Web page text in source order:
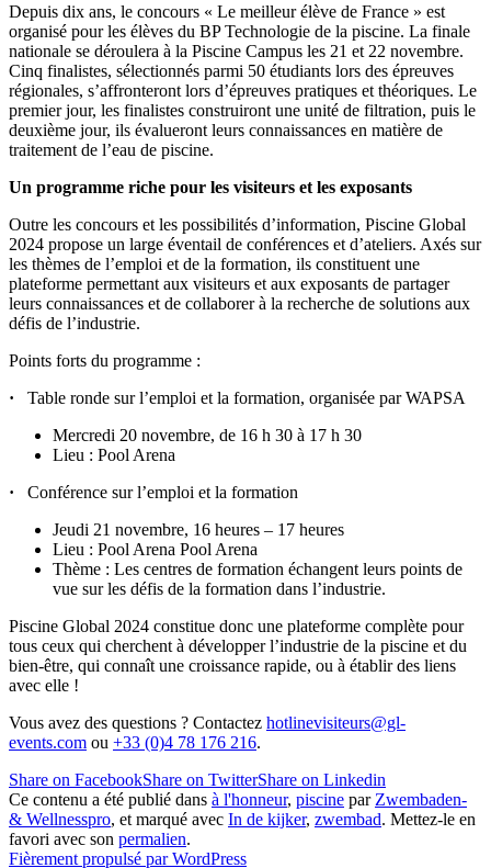
Depuis dix ans, le concours « Le meilleur élève de France » est
organisé pour les élèves du BP Technologie de la piscine. La finale
nationale se déroulera à la Piscine Campus les 21 et 22 novembre.
Cinq finalistes, sélectionnés parmi 50 étudiants lors des épreuves
régionales, s’affronteront lors d’épreuves pratiques et théoriques. Le
premier jour, les finalistes construiront une unité de filtration, puis le
deuxième jour, ils évalueront leurs connaissances en matière de
traitement de l’eau de piscine.
Un programme riche pour les visiteurs et les exposants
Outre les concours et les possibilités d’information, Piscine Global
2024 propose un large éventail de conférences et d’ateliers. Axés sur
les thèmes de l’emploi et de la formation, ils constituent une
plateforme permettant aux visiteurs et aux exposants de partager
leurs connaissances et de collaborer à la recherche de solutions aux
défis de l’industrie.
Points forts du programme :
·
Table ronde sur l’emploi et la formation, organisée par WAPSA
Mercredi 20 novembre, de 16 h 30 à 17 h 30
Lieu : Pool Arena
·
Conférence sur l’emploi et la formation
Jeudi 21 novembre, 16 heures – 17 heures
Lieu : Pool Arena Pool Arena
Thème : Les centres de formation échangent leurs points de
vue sur les défis de la formation dans l’industrie.
Piscine Global 2024 constitue donc une plateforme complète pour
tous ceux qui cherchent à développer l’industrie de la piscine et du
bien-être, qui connaît une croissance rapide, ou à établir des liens
avec elle !
Vous avez des questions ? Contactez hotlinevisiteurs@gl-
events.com ou +33 (0)4 78 176 216.
Share on FacebookShare on TwitterShare on Linkedin
Ce contenu a été publié dans à l'honneur, piscine par Zwembaden-
& Wellnesspro, et marqué avec In de kijker, zwembad. Mettez-le en
favori avec son permalien.
Fièrement propulsé par WordPress